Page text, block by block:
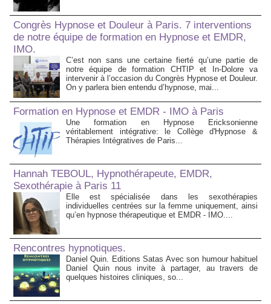
Congrès Hypnose et Douleur à Paris. 7 interventions
de notre équipe de formation en Hypnose et EMDR,
IMO.
C’est non sans une certaine fierté qu’une partie de
notre équipe de formation CHTIP et In-Dolore va
intervenir à l’occasion du Congrès Hypnose et Douleur.
On y parlera bien entendu d’hypnose, mai...
Formation en Hypnose et EMDR - IMO à Paris
Une formation en Hypnose Ericksonienne
véritablement intégrative: le Collège d'Hypnose &
Thérapies Intégratives de Paris...
Hannah TEBOUL, Hypnothérapeute, EMDR,
Sexothérapie à Paris 11
Elle est spécialisée dans les sexothérapies
individuelles centrées sur la femme uniquement, ainsi
qu’en hypnose thérapeutique et EMDR - IMO....
Rencontres hypnotiques.
Daniel Quin. Editions Satas Avec son humour habituel
Daniel Quin nous invite à partager, au travers de
quelques histoires cliniques, so...